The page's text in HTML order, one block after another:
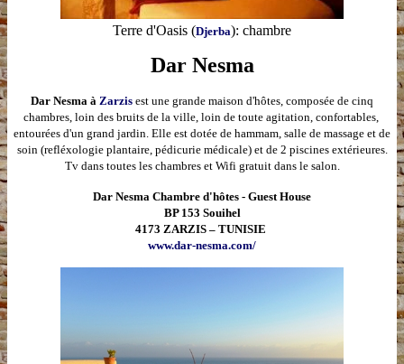
Terre d'Oasis (Djerba): chambre
Dar Nesma
Dar Nesma à Zarzis est une grande maison d'hôtes, composée de cinq
chambres, loin des bruits de la ville, loin de toute agitation, confortables,
entourées d'un grand jardin. Elle est dotée de hammam, salle de massage et de
soin (refléxologie plantaire, pédicurie médicale) et de 2 piscines extérieures.
Tv dans toutes les chambres et Wifi gratuit dans le salon.
Dar Nesma Chambre d'hôtes - Guest House
BP 153 Souihel
4173 ZARZIS – TUNISIE
www.dar-nesma.com/